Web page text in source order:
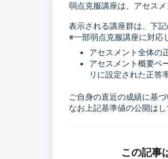
弱点克服講座は、アセス
表示される講座群は、下
※一部弱点克服講座に対応
アセスメント全体の
アセスメント概要ペ
リに設定された正答
ご自身の直近の成績に基
なお上記基準値の公開は
この記事